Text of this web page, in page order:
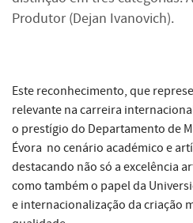
Produtor (Dejan Ivanovich).
Este reconhecimento, que
relevante na carreira
o prestígio do Departamento de
Évora no cenário académico e
destacando não só a excelência
como também o papel da
e internacionalização da criação